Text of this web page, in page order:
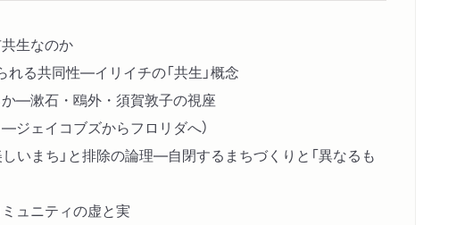
生なのか
れる共同性―イリイチの「共生」概念
―漱石・鴎外・須賀敦子の視座
ジェイコブズからフロリダへ）
しいまち」と排除の論理―自閉するまちづくりと「異なるも
ュニティの虚と実